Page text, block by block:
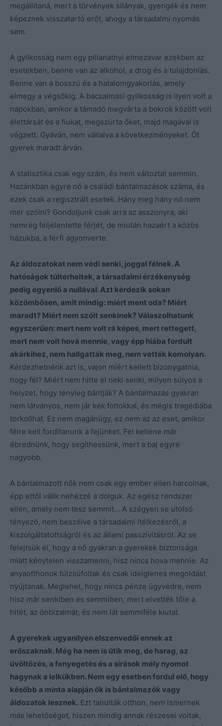
megállítaná, mert a törvények silányak, gyengék és nem
képeznek visszatartó erőt, ahogy a társadalmi nyomás
sem.
A gyilkosság nem egy pillanatnyi elmezavar ezekben az
esetekben, benne van az alkohol, a drog és a tulajdonlás.
Benne van a bosszú és a hatalomgyakorlás, amely
elmegy a végsőkig. A bácsalmási gyilkosság is ilyen volt a
napokban, amikor a támadó megvárta a bokrok között volt
élettársát és a fiukat, megszúrta őket, majd magával is
végzett. Gyáván, nem vállalva a következményeket. Öt
gyerek maradt árván.
A statisztika csak egy szám, és nem változtat semmin.
Hazánkban egyre nő a családi bántalmazások száma, és
ezek csak a regisztrált esetek. Hány meg hány nő nem
mer szólni? Gondoljunk csak arra az asszonyra, aki
nemrég feljelentette férjét, de miután hazaért a közös
házukba, a férfi agyonverte.
Az áldozatokat nem védi senki, joggal félnek. A
hatóságok túlterheltek, a társadalmi érzékenység
pedig egyenlő a nullával. Azt kérdezik sokan
közömbösen, amit mindig: miért ment oda? Miért
maradt? Miért nem szólt senkinek? Válaszolhatunk
egyszerűen: mert nem volt rá képes, mert rettegett,
mert nem volt hová mennie, vagy épp hiába fordult
akárkihez, nem hallgatták meg, nem vették komolyan.
Kérdezhetnénk azt is, vajon miért kellett bizonygatnia,
hogy fél? Miért nem hitte el neki senki, milyen súlyos a
helyzet, hogy tényleg bántják? A bántalmazás gyakran
nem látványos, nem jár kék foltokkal, és mégis tragédiába
torkollhat. Ez nem magánügy, ez nem az az eset, amikor
félre kell fordítanunk a fejünket. Fel kellene már
ébrednünk, hogy segíthessünk, mert a baj egyre
nagyobb.
A bántalmazott nők nem csak egy ember ellen harcolnak,
épp ettől válik nehézzé a dolguk. Az egész rendszer
ellen, amely nem tesz semmit… A szégyen se utolsó
tényező, nem beszélve a társadalmi ítélkezésről, a
kiszolgáltatottságról és az állami passzivitásról. Az se
felejtsük el, hogy a nő gyakran a gyerekek biztonsága
miatt kénytelen visszamenni, hisz nincs hova mennie. Az
anyaotthonok túlzsúfoltak és csak ideiglenes megoldást
nyújtanak. Meglehet, hogy nincs pénze ügyvédre, nem
hisz már senkiben és semmiben, mert elvették tőle a
hitét, az önbizalmát, és nem lát semmiféle kiutat.
A gyerekek ugyanilyen elszenvedői ennek az
erőszaknak. Még ha nem is ütik meg, de harag, az
üvöltözés, a fenyegetés és a sírások mély nyomot
hagynak a lelkükben. Nem egy esetben fordul elő, hogy
később a minta alapján ők is bántalmazók vagy
áldozatok lesznek. Ezt tanulták otthon, nem ismernek
más lehetőséget, hiszen mindig annak részesei voltak,